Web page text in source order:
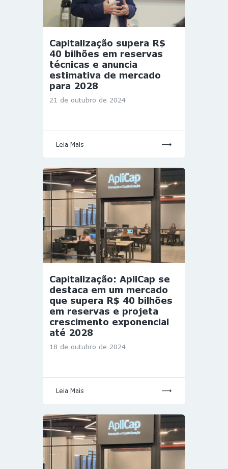
Capitalização supera R$
40 bilhões em reservas
técnicas e anuncia
estimativa de mercado
para 2028
21 de outubro de 2024
Leia Mais
Capitalização: ApliCap se
destaca em um mercado
que supera R$ 40 bilhões
em reservas e projeta
crescimento exponencial
até 2028
18 de outubro de 2024
Leia Mais